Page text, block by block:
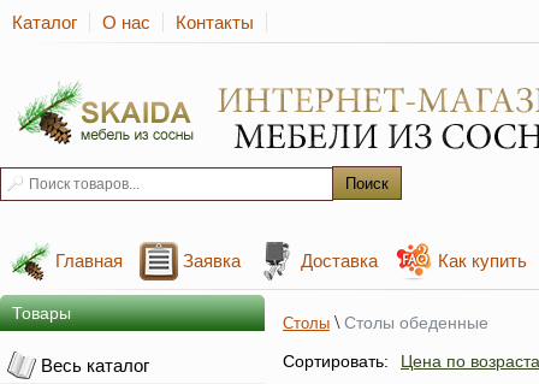
Каталог О нас Контакты
Главная Заявка Доставка Как купить
Товары
Весь каталог
Столы \ Столы обеденные
Сортировать:
Цена по